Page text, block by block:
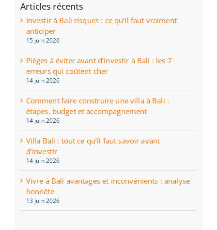
Articles récents
Investir à Bali risques : ce qu’il faut vraiment
anticiper
15 juin 2026
Pièges à éviter avant d’investir à Bali : les 7
erreurs qui coûtent cher
14 juin 2026
Comment faire construire une villa à Bali :
étapes, budget et accompagnement
14 juin 2026
Villa Bali : tout ce qu’il faut savoir avant
d’investir
14 juin 2026
Vivre à Bali avantages et inconvénients : analyse
honnête
13 juin 2026